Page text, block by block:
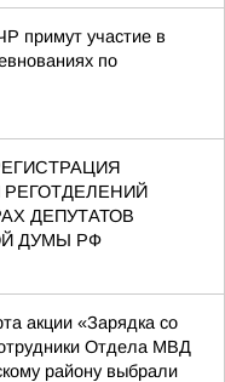
примут участие в
по
ДЕПУТАТОВ
ДУМЫ РФ
акции «Зарядка со
Отдела МВД
району выбрали